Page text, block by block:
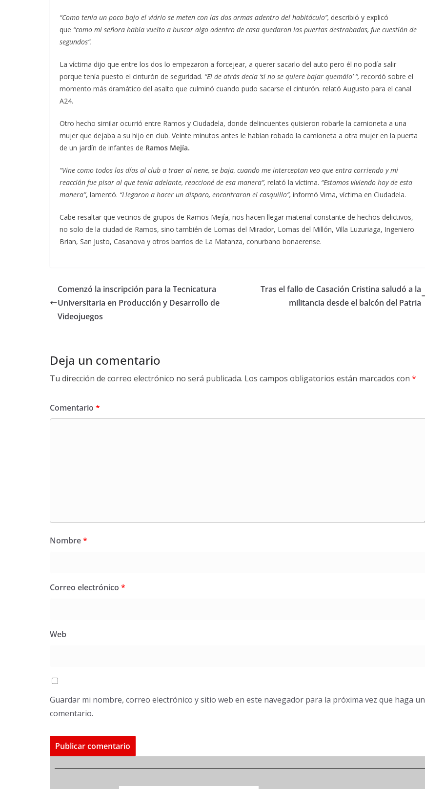
“Como tenía un poco bajo el vidrio se meten con las dos armas adentro del habitáculo”, describió y explicó
que “como mi señora había vuelto a buscar algo adentro de casa quedaron las puertas destrabadas, fue cuestión de
segundos”.
La víctima dijo que entre los dos lo empezaron a forcejear, a querer sacarlo del auto pero él no podía salir
porque tenía puesto el cinturón de seguridad. “El de atrás decía ‘si no se quiere bajar quemálo’ “, recordó sobre el
momento más dramático del asalto que culminó cuando pudo sacarse el cinturón. relató Augusto para el canal
A24.
Otro hecho similar ocurrió entre Ramos y Ciudadela, donde delincuentes quisieron robarle la camioneta a una
mujer que dejaba a su hijo en club. Veinte minutos antes le habían robado la camioneta a otra mujer en la puerta
de un jardín de infantes de Ramos Mejía.
“Vine como todos los días al club a traer al nene, se baja, cuando me interceptan veo que entra corriendo y mi
reacción fue pisar al que tenía adelante, reaccioné de esa manera”, relató la víctima. “Estamos viviendo hoy de esta
manera”, lamentó. “Llegaron a hacer un disparo, encontraron el casquillo”, informó Virna, víctima en Ciudadela.
Cabe resaltar que vecinos de grupos de Ramos Mejía, nos hacen llegar material constante de hechos delictivos,
no solo de la ciudad de Ramos, sino también de Lomas del Mirador, Lomas del Millón, Villa Luzuriaga, Ingeniero
Brian, San Justo, Casanova y otros barrios de La Matanza, conurbano bonaerense.
Comenzó la inscripción para la Tecnicatura
Universitaria en Producción y Desarrollo de
Videojuegos
Tras el fallo de Casación Cristina saludó a la
militancia desde el balcón del Patria
Deja un comentario
Tu dirección de correo electrónico no será publicada. Los campos obligatorios están marcados con *
Comentario *
Nombre*
Correo electrónico *
Web
Guardar mi nombre, correo electrónico y sitio web en este navegador para la próxima vez que haga un
comentario.